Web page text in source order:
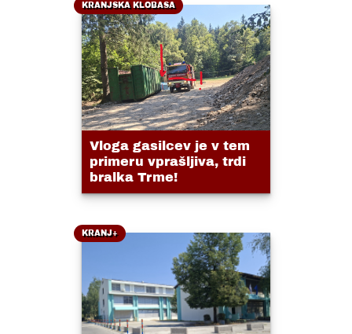
KRANJSKA KLOBASA
Vloga gasilcev je v tem
primeru vprašljiva, trdi
bralka Trme!
KRANJ+